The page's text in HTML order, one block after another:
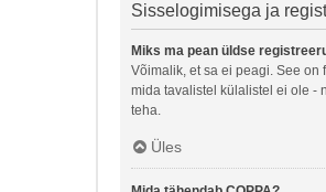
Sisselogimisega ja
Miks ma pean üldse
Võimalik, et sa ei peagi. See
mida tavalistel külalistel ei ole -
teha.
Üles